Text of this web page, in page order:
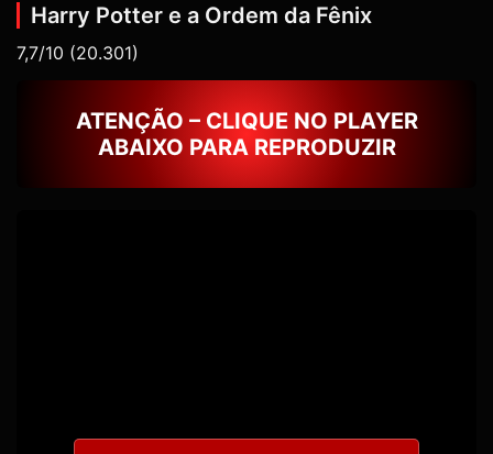
Harry Potter e a Ordem da Fênix
7,7/10 (20.301)
ATENÇÃO – CLIQUE NO PLAYER
ABAIXO PARA REPRODUZIR